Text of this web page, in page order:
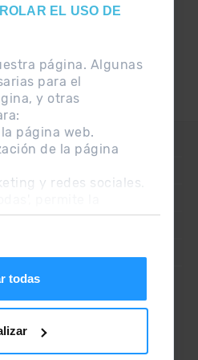
EL USO DE
página. Algunas
para el
y otras
página web.
de la página
y redes sociales.
Si prefieres
todas